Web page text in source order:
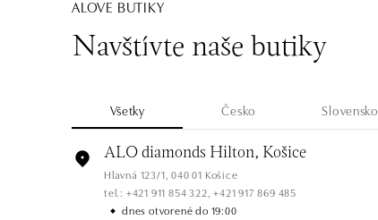
ALOVE BUTIKY
Navštívte naše butiky
Všetky Česko Slovensko
ALO diamonds Hilton, Košice
Hlavná 123/1, 040 01 Košice
tel.: +421 911 854 322, +421 917 869 485
dnes otvorené do 19:00